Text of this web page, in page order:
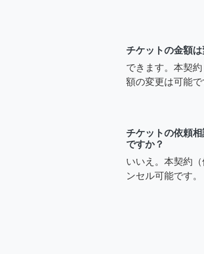
チケットの金額
できます。本契
額の変更は可能で
チケットの依頼
ですか？
いいえ。本契約
ンセル可能です。